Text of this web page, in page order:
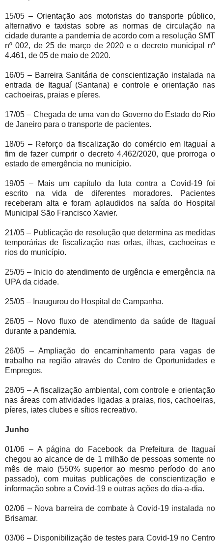
15/05 – Orientação aos motoristas do transporte público,
alternativo e taxistas sobre as normas de circulação na
cidade durante a pandemia de acordo com a resolução SMT
nº 002, de 25 de março de 2020 e o decreto municipal nº
4.461, de 05 de maio de 2020.
16/05 – Barreira Sanitária de conscientização instalada na
entrada de Itaguaí (Santana) e controle e orientação nas
cachoeiras, praias e píeres.
17/05 – Chegada de uma van do Governo do Estado do Rio
de Janeiro para o transporte de pacientes.
18/05 – Reforço da fiscalização do comércio em Itaguaí a
fim de fazer cumprir o decreto 4.462/2020, que prorroga o
estado de emergência no município.
19/05 – Mais um capítulo da luta contra a Covid-19 foi
escrito na vida de diferentes moradores. Pacientes
receberam alta e foram aplaudidos na saída do Hospital
Municipal São Francisco Xavier.
21/05 – Publicação de resolução que determina as medidas
temporárias de fiscalização nas orlas, ilhas, cachoeiras e
rios do município.
25/05 – Inicio do atendimento de urgência e emergência na
UPA da cidade.
25/05 – Inaugurou do Hospital de Campanha.
26/05 – Novo fluxo de atendimento da saúde de Itaguaí
durante a pandemia.
26/05 – Ampliação do encaminhamento para vagas de
trabalho na região através do Centro de Oportunidades e
Empregos.
28/05 – A fiscalização ambiental, com controle e orientação
nas áreas com atividades ligadas a praias, rios, cachoeiras,
píeres, iates clubes e sítios recreativo.
Junho
01/06 – A página do Facebook da Prefeitura de Itaguaí
chegou ao alcance de de 1 milhão de pessoas somente no
mês de maio (550% superior ao mesmo período do ano
passado), com muitas publicações de conscientização e
informação sobre a Covid-19 e outras ações do dia-a-dia.
02/06 – Nova barreira de combate à Covid-19 instalada no
Brisamar.
03/06 – Disponibilização de testes para Covid-19 no Centro